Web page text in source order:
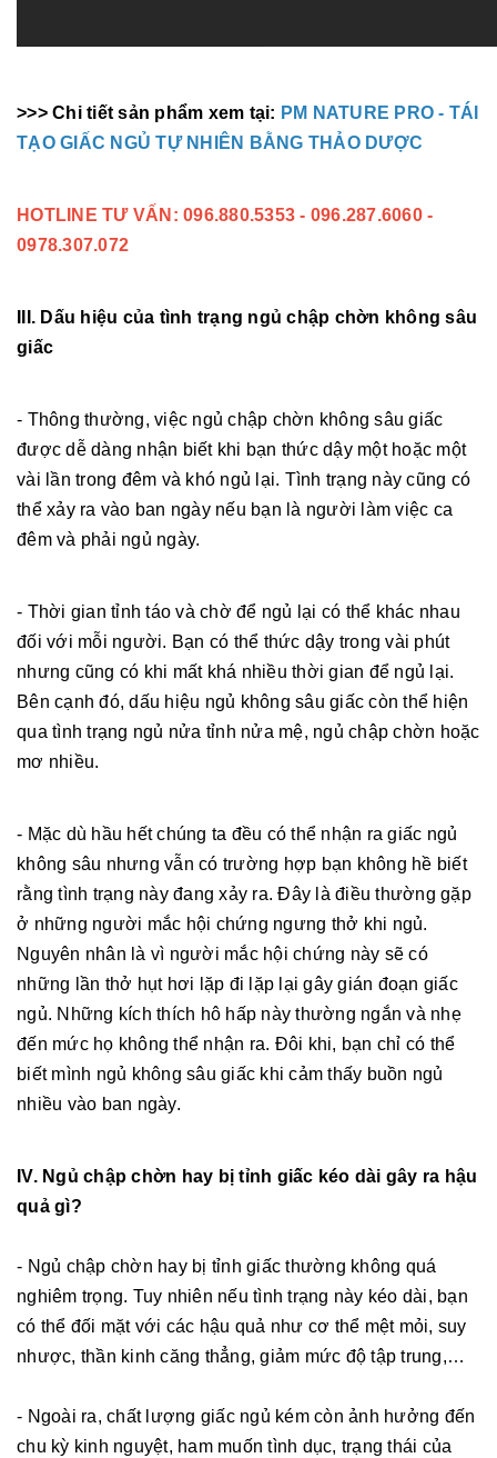
>>> Chi tiết sản phẩm xem tại: PM NATURE PRO - TÁI
TẠO GIẤC NGỦ TỰ NHIÊN BẰNG THẢO DƯỢC
HOTLINE TƯ VẤN: 096.880.5353 - 096.287.6060 -
0978.307.072
III. Dấu hiệu của tình trạng ngủ chập chờn không sâu
giấc
- Thông thường, việc ngủ chập chờn không sâu giấc
được dễ dàng nhận biết khi bạn thức dậy một hoặc một
vài lần trong đêm và khó ngủ lại. Tình trạng này cũng có
thể xảy ra vào ban ngày nếu bạn là người làm việc ca
đêm và phải ngủ ngày.
- Thời gian tỉnh táo và chờ để ngủ lại có thể khác nhau
đối với mỗi người. Bạn có thể thức dậy trong vài phút
nhưng cũng có khi mất khá nhiều thời gian để ngủ lại.
Bên cạnh đó, dấu hiệu ngủ không sâu giấc còn thể hiện
qua tình trạng ngủ nửa tỉnh nửa mệ, ngủ chập chờn hoặc
mơ nhiều.
- Mặc dù hầu hết chúng ta đều có thể nhận ra giấc ngủ
không sâu nhưng vẫn có trường hợp bạn không hề biết
rằng tình trạng này đang xảy ra. Đây là điều thường gặp
ở những người mắc hội chứng ngưng thở khi ngủ.
Nguyên nhân là vì người mắc hội chứng này sẽ có
những lần thở hụt hơi lặp đi lặp lại gây gián đoạn giấc
ngủ. Những kích thích hô hấp này thường ngắn và nhẹ
đến mức họ không thể nhận ra. Đôi khi, bạn chỉ có thể
biết mình ngủ không sâu giấc khi cảm thấy buồn ngủ
nhiều vào ban ngày.
IV. Ngủ chập chờn hay bị tỉnh giấc kéo dài gây ra hậu
quả gì?
- Ngủ chập chờn hay bị tỉnh giấc thường không quá
nghiêm trọng. Tuy nhiên nếu tình trạng này kéo dài, bạn
có thể đối mặt với các hậu quả như cơ thể mệt mỏi, suy
nhược, thần kinh căng thẳng, giảm mức độ tập trung,…
- Ngoài ra, chất lượng giấc ngủ kém còn ảnh hưởng đến
chu kỳ kinh nguyệt, ham muốn tình dục, trạng thái của